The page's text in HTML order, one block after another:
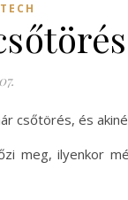
TECH
csőtörés, és
meg, ilyenkor